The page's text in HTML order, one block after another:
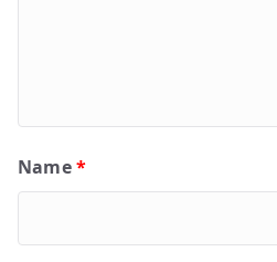
Name*